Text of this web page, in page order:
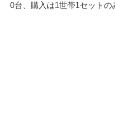
0台、購入は1世帯1セットの